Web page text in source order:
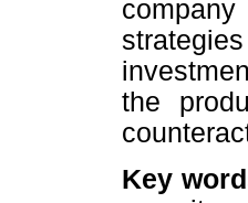
the
Key